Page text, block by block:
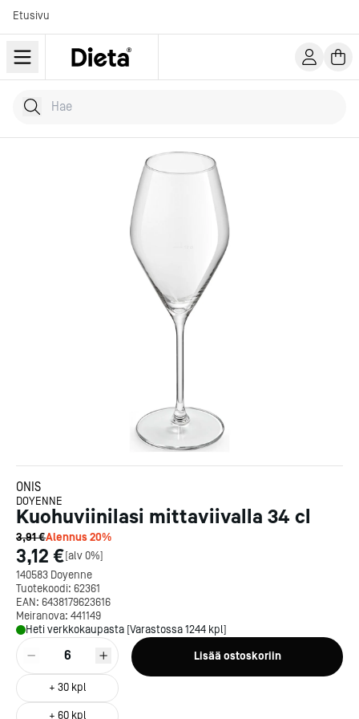
Etusivu
Hae tuotteita
Kirjoita hakusana...
ONIS
DOYENNE
Kuohuviinilasi mittaviivalla 34 cl
3,91 €Alennus20%
3,12 €[alv 0%]
140583 Doyenne
Tuotekoodi: 62361
EAN: 6438179623616
Meiranova: 441149
Heti verkkokaupasta [Varastossa 1244 kpl]
6
+ 30kpl
+ 60kpl
Lisää ostoskoriin